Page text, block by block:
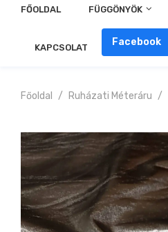
FŐOLDAL FÜGGÖNYÖK
KAPCSOLAT Facebook
Főoldal Ruházati Méteráru